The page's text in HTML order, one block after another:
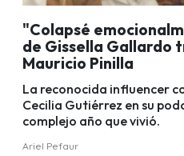
"Colapsé
de Gissella Gallardo
Mauricio Pinilla
La reconocida influencer
Cecilia Gutiérrez en su
complejo año que vivió.
Ariel Pefaur